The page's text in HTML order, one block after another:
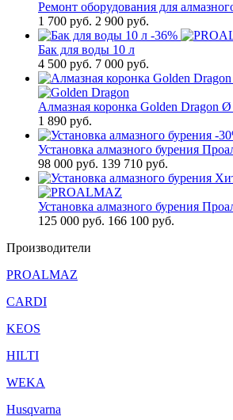
Ремонт оборудования для
1 700 руб. 2 900 руб.
-36%
Бак для воды 10 л
4 500 руб. 7 000 руб.
Алмазная коронка Golden Dragon
1 890 руб.
-
Установка алмазного бурения
98 000 руб. 139 710 руб.
Установка алмазного бурения
125 000 руб. 166 100 руб.
Производители
PROALMAZ
CARDI
KEOS
HILTI
WEKA
Husqvarna